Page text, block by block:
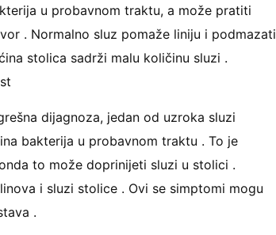
u probavnom traktu, a može pratiti
. Normalno sluz pomaže liniju i podmazati
stolica sadrži malu količinu sluzi .
dijagnoza, jedan od uzroka sluzi
bakterija u probavnom traktu . To je
to može doprinijeti sluzi u stolici .
i sluzi stolice . Ovi se simptomi mogu
.